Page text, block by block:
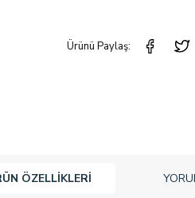
Ürünü Paylaş:
ÖZELLIKLERI